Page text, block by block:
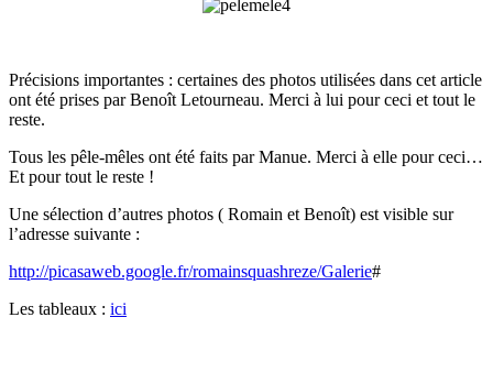
Précisions importantes : certaines des photos utilisées dans cet article
ont été prises par Benoît Letourneau. Merci à lui pour ceci et tout le
reste.
Tous les pêle-mêles ont été faits par Manue. Merci à elle pour ceci…
Et pour tout le reste !
Une sélection d’autres photos ( Romain et Benoît) est visible sur
l’adresse suivante :
http://picasaweb.google.fr/romainsquashreze/Galerie#
Les tableaux : ici